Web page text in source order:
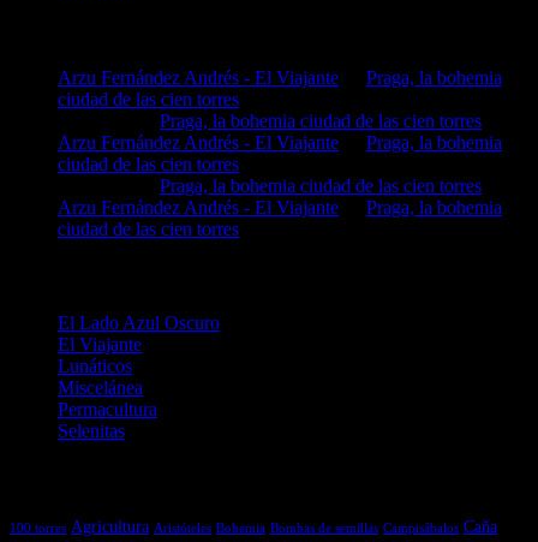
Arzu Fernández Andrés - El Viajante
Praga, la bohemia
ciudad de las cien torres
Praga, la bohemia ciudad de las cien torres
Arzu Fernández Andrés - El Viajante
Praga, la bohemia
ciudad de las cien torres
Praga, la bohemia ciudad de las cien torres
Arzu Fernández Andrés - El Viajante
Praga, la bohemia
ciudad de las cien torres
El Lado Azul Oscuro
El Viajante
Lunáticos
Miscelánea
Permacultura
Selenitas
100 torres Agricultura Aristóteles Bohemia Bombas de semillas Campisábalos Caña